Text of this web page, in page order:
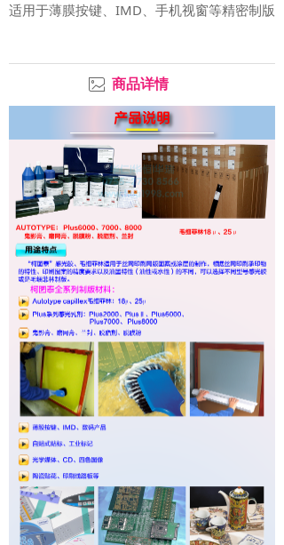
适用于薄膜按键、IMD、手机视窗等精密制版
商品详情
ꂈ